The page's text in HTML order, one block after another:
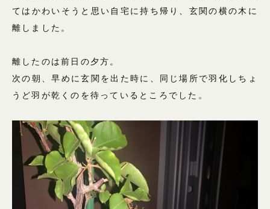
てはかわいそうと思い自宅に持ち帰り、玄関の横の木に
離しました。
離したのは前日の夕方。
次の朝、早めに玄関を出た時に、同じ場所で羽化しちょ
うど羽が乾くのを待っているところでした。